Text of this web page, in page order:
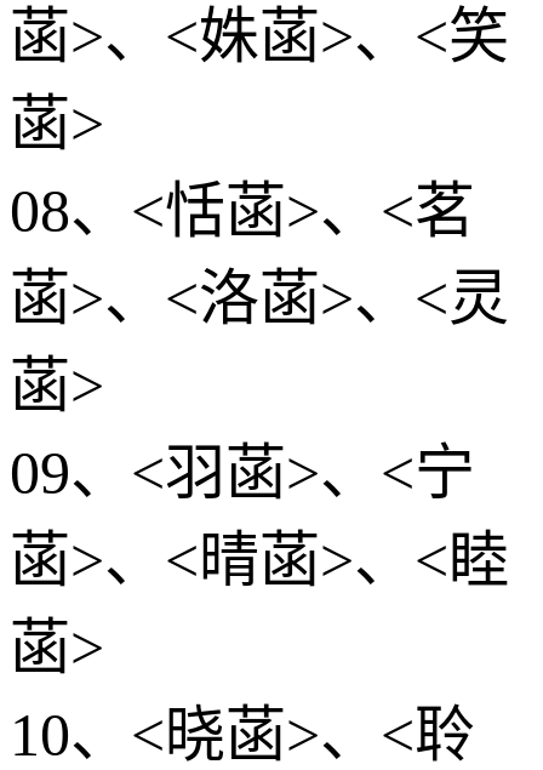
菡>、<姝菡>、<笑
菡>
08、<恬菡>、<茗
菡>、<洛菡>、<灵
菡>
09、<羽菡>、<宁
菡>、<晴菡>、<睦
菡>
10、<晓菡>、<聆